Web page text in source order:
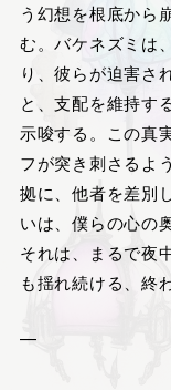
う幻想を根底から
む。バケネズミは
り、彼らが迫害さ
と、支配を維持す
示唆する。この真
フが突き刺さるよ
拠に、他者を差別
いは、僕らの心の
それは、まるで夜
も揺れ続ける、終
—